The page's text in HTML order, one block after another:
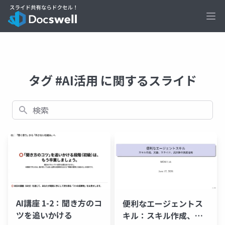
タグ #AI活用 に関するスライド
検索
AI講座 1-2：聞き方のコ
ツを追いかける
便利なエージェントス
キル：スキル作成、文